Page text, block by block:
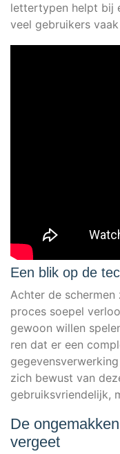
let­ter­ty­pen helpt bij
veel gebrui­kers
Een blik op de
Ach­ter de
pro­ces soe­pel
gewoon wil­len
ren dat er een
zich bewust van
gebruiks­vri­en­de­li­jk,
De
vergeet